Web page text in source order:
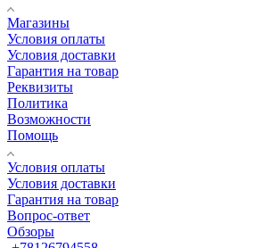
Магазины
Условия оплаты
Условия доставки
Гарантия на товар
Реквизиты
Политика
Возможности
Помощь
Условия оплаты
Условия доставки
Гарантия на товар
Вопрос-ответ
Обзоры